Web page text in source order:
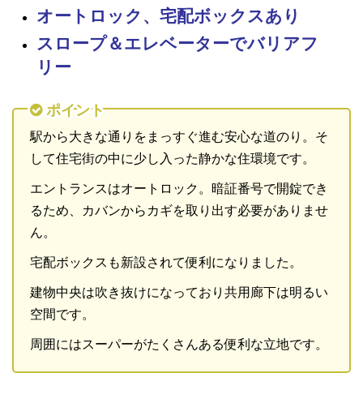
オートロック、宅配ボックスあり
スロープ＆エレベーターでバリアフ
リー
ポイント
駅から大きな通りをまっすぐ進む安心な道のり。そ
して住宅街の中に少し入った静かな住環境です。
エントランスはオートロック。暗証番号で開錠でき
るため、カバンからカギを取り出す必要がありませ
ん。
宅配ボックスも新設されて便利になりました。
建物中央は吹き抜けになっており共用廊下は明るい
空間です。
周囲にはスーパーがたくさんある便利な立地です。